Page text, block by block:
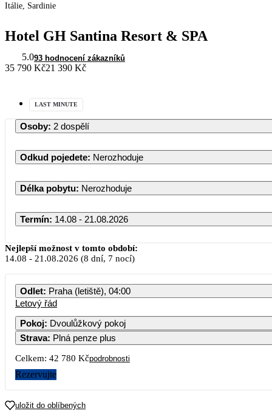
Itálie, Sardinie
Hotel GH Santina Resort & SPA
5.093 hodnocení zákazníků
35 790 Kč21 390 Kč
LAST MINUTE
Osoby: 2 dospělí
Odkud pojedete: Nerozhoduje
Délka pobytu: Nerozhoduje
Termín: 14.08 - 21.08.2026
Nejlepší možnost v tomto období:
14.08 - 21.08.2026 (8 dní, 7 nocí)
Odlet: Praha (letiště), 04:00
Letový řád
Pokoj: Dvoulůžkový pokoj
Strava: Plná penze plus
Celkem: 42 780 Kčpodrobnosti
Rezervujte
uložit do oblíbených